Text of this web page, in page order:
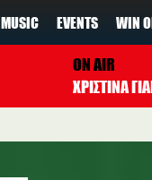
MUSIC EVENTS WIN
ON AIR
ΧΡΙΣΤΙΝΑ